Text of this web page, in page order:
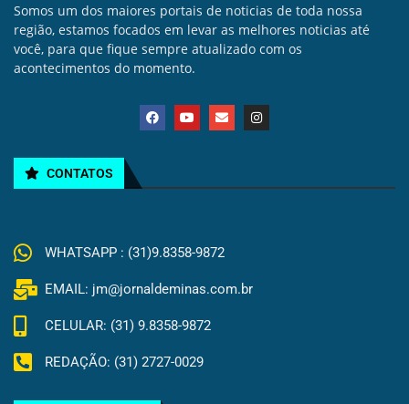
Somos um dos maiores portais de noticias de toda nossa
região, estamos focados em levar as melhores noticias até
você, para que fique sempre atualizado com os
acontecimentos do momento.
CONTATOS
WHATSAPP : (31)9.8358-9872
EMAIL: jm@jornaldeminas.com.br
CELULAR: (31) 9.8358-9872
REDAÇÃO: (31) 2727-0029